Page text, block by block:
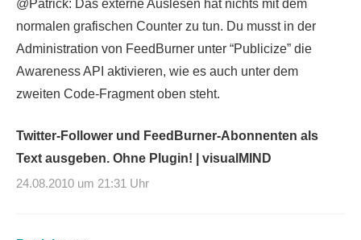
@Patrick: Das externe Auslesen hat nichts mit dem
normalen grafischen Counter zu tun. Du musst in der
Administration von FeedBurner unter “Publicize” die
Awareness API aktivieren, wie es auch unter dem
zweiten Code-Fragment oben steht.
Twitter-Follower und FeedBurner-Abonnenten als
Text ausgeben. Ohne Plugin! | visualMIND
24.08.2010 um 21:31 Uhr